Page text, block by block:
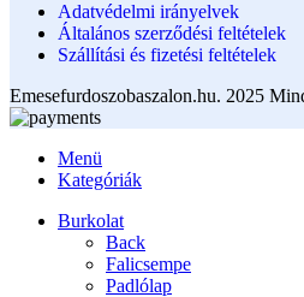
Adatvédelmi irányelvek
Általános szerződési feltételek
Szállítási és fizetési feltételek
Emesefurdoszobaszalon.hu. 2025
Menü
Kategóriák
Burkolat
Back
Falicsempe
Padlólap